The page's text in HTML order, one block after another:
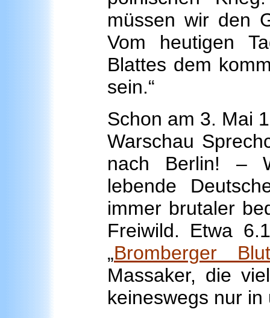
müssen wir den
Vom heutigen
Blattes dem
sein.“
Schon am 3. Mai
Warschau
nach Berlin! –
lebende
immer brutaler
Freiwild. Etwa
„Bromberger
Massaker, die
keineswegs nur